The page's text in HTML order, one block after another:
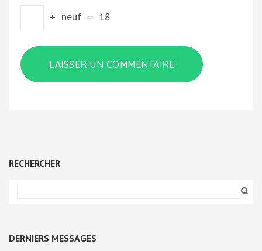
+ neuf = 18
RECHERCHER
DERNIERS MESSAGES